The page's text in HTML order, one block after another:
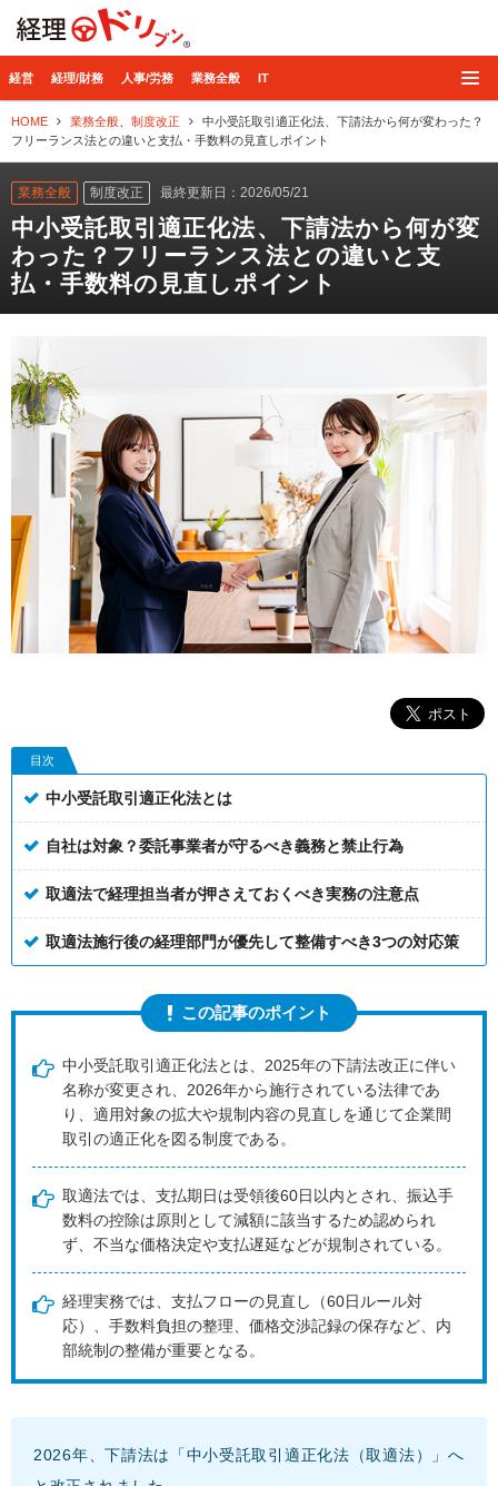
経営 経理/財務 人事/労務 業務全般 IT
HOME 業務全般 制度改正
中小受託取引適正化法、下請法から何が変わった？
フリーランス法との違いと支払・手数料の見直しポイント
業務全般 制度改正 最終更新日：2026/05/21
中小受託取引適正化法、下請法から何が変
わった？フリーランス法との違いと支
払・手数料の見直しポイント
目次
中小受託取引適正化法とは
自社は対象？委託事業者が守るべき義務と禁止行為
取適法で経理担当者が押さえておくべき実務の注意点
取適法施行後の経理部門が優先して整備すべき3つの対応策
この記事のポイント
中小受託取引適正化法とは、2025年の下請法改正に伴い
名称が変更され、2026年から施行されている法律であ
り、適用対象の拡大や規制内容の見直しを通じて企業間
取引の適正化を図る制度である。
取適法では、支払期日は受領後60日以内とされ、振込手
数料の控除は原則として減額に該当するため認められ
ず、不当な価格決定や支払遅延などが規制されている。
経理実務では、支払フローの見直し（60日ルール対
応）、手数料負担の整理、価格交渉記録の保存など、内
部統制の整備が重要となる。
2026年、下請法は「中小受託取引適正化法（取適法）」へ